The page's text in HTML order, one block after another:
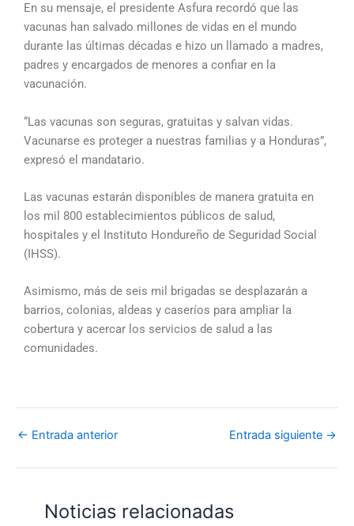
En su mensaje, el presidente Asfura recordó que las
vacunas han salvado millones de vidas en el mundo
durante las últimas décadas e hizo un llamado a madres,
padres y encargados de menores a confiar en la
vacunación.
“Las vacunas son seguras, gratuitas y salvan vidas.
Vacunarse es proteger a nuestras familias y a Honduras”,
expresó el mandatario.
Las vacunas estarán disponibles de manera gratuita en
los mil 800 establecimientos públicos de salud,
hospitales y el Instituto Hondureño de Seguridad Social
(IHSS).
Asimismo, más de seis mil brigadas se desplazarán a
barrios, colonias, aldeas y caseríos para ampliar la
cobertura y acercar los servicios de salud a las
comunidades.
← Entrada anterior Entrada siguiente →
Noticias relacionadas